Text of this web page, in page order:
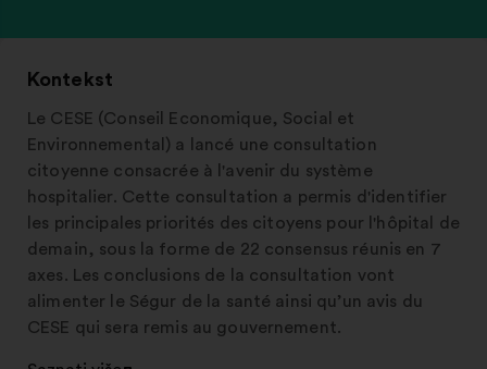
Kontekst
Le CESE (Conseil Economique, Social et
Environnemental) a lancé une consultation
citoyenne consacrée à l'avenir du système
hospitalier. Cette consultation a permis d'identifier
les principales priorités des citoyens pour l'hôpital de
demain, sous la forme de 22 consensus réunis en 7
axes. Les conclusions de la consultation vont
alimenter le Ségur de la santé ainsi qu’un avis du
CESE qui sera remis au gouvernement.